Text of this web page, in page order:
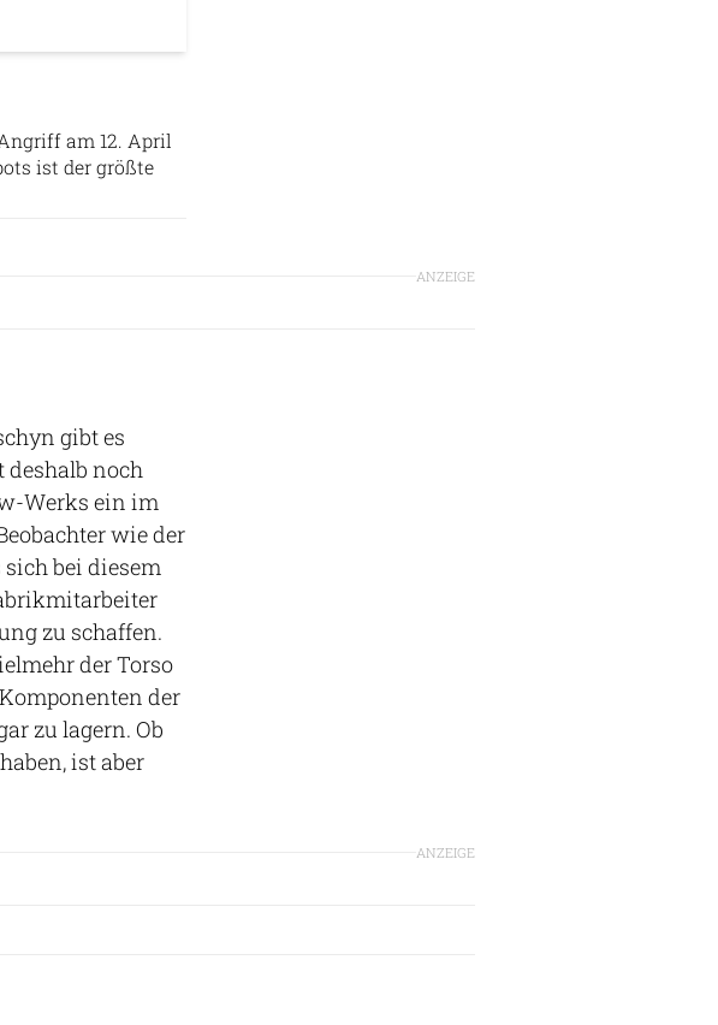
am 12. April
ist der größte
ANZEIGE
gibt es
noch
Werks ein im
wie der
bei diesem
zu schaffen.
der Torso
der
zu lagern. Ob
ist aber
ANZEIGE